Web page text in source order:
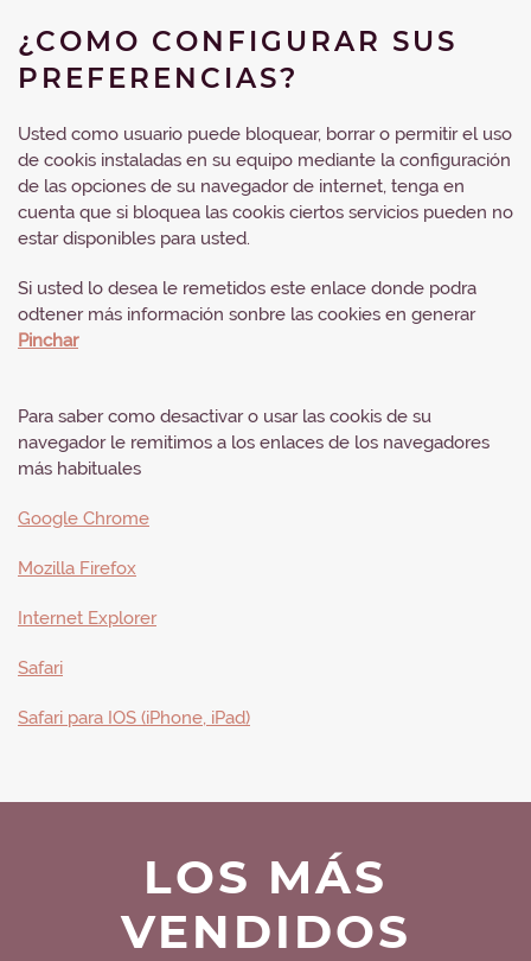
¿COMO CONFIGURAR SUS
PREFERENCIAS?
Usted como usuario puede bloquear, borrar o permitir el uso
de cookis instaladas en su equipo mediante la configuración
de las opciones de su navegador de internet, tenga en
cuenta que si bloquea las cookis ciertos servicios pueden no
estar disponibles para usted.
Si usted lo desea le remetidos este enlace donde podra
odtener más información sonbre las cookies en generar
Pinchar
Para saber como desactivar o usar las cookis de su
navegador le remitimos a los enlaces de los navegadores
más habituales
Google Chrome
Mozilla Firefox
Internet Explorer
Safari
Safari para IOS (iPhone, iPad)
LOS MÁS
VENDIDOS